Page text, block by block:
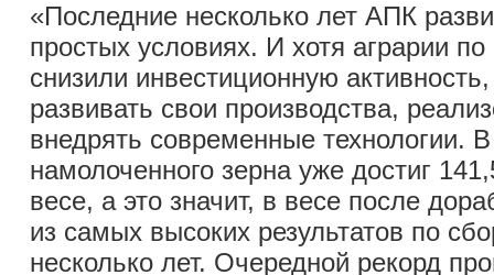
«Последние несколько лет АПК
простых условиях. И хотя аграрии
снизили инвестиционную
развивать свои производства,
внедрять современные технологии.
намолоченного зерна уже достиг
весе, а это значит, в весе после
из самых высоких результатов по
несколько лет. Очередной рекорд